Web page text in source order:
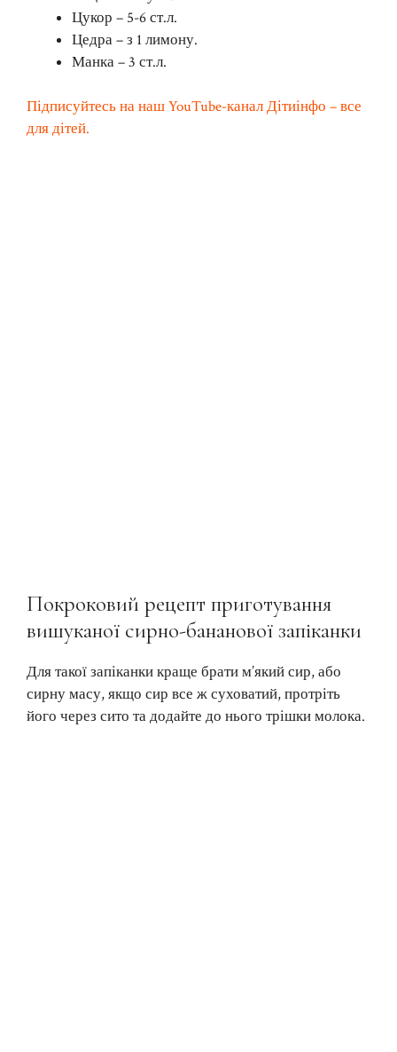
Цукор – 5-6 ст.л.
Цедра – з 1 лимону.
Манка – 3 ст.л.
Підписуйтесь на наш YouTube-канал Дітиінфо – все
для дітей.
Покроковий рецепт приготування
вишуканої сирно-бананової запіканки
Для такої запіканки краще брати м’який сир, або
сирну масу, якщо сир все ж суховатий, протріть
його через сито та додайте до нього трішки молока.